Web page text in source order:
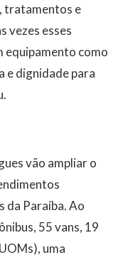
tratamentos e
vezes esses
equipamento como
e dignidade para
vão ampliar o
da Paraíba. Ao
55 vans, 19
uma